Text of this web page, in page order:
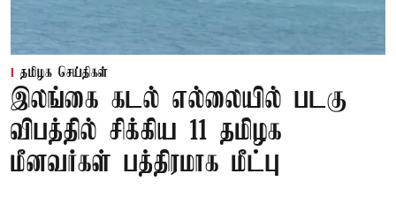
தமிழக செய்திகள்
இலங்கை கடல் எல்லையில் படகு
விபத்தில் சிக்கிய 11 தமிழக
மீனவர்கள் பத்திரமாக மீட்பு